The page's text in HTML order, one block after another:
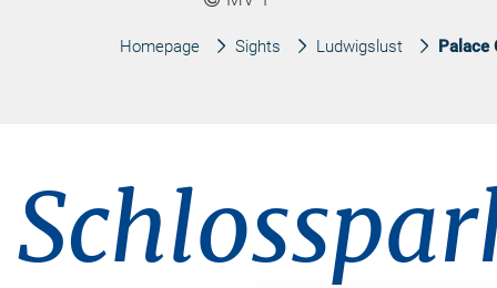
Homepage Sights Ludwigslust Palace